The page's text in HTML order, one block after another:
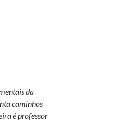
da
caminhos
é professor